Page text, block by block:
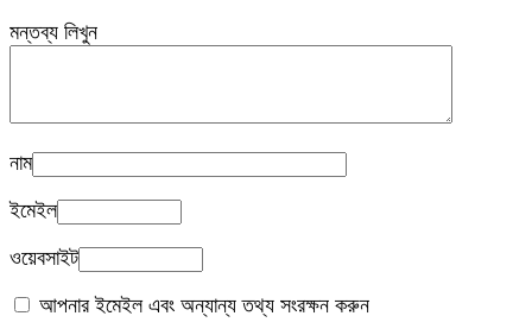
মন্তব্য লিখুন
নাম
ইমেইল
ওয়েবসাইট
আপনার ইমেইল এবং অন্যান্য তথ্য সংরক্ষন করুন